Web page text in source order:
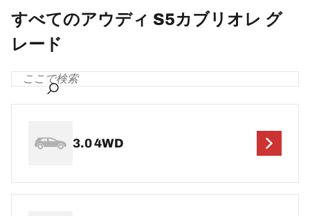
すべてのアウディ S5カブリオレ グ
レード
3.0 4WD